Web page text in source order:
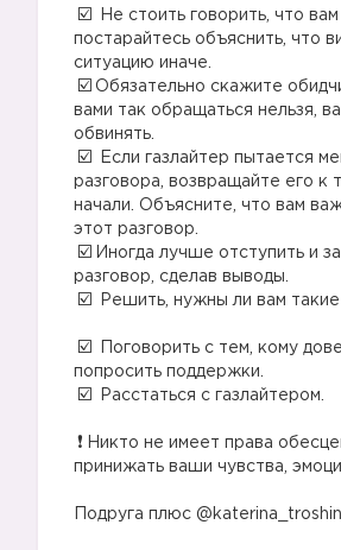
Не стоить говорить, что вам
постарайтесь объяснить, что
ситуацию иначе.⠀
Обязательно скажите
вами так обращаться нельзя,
обвинять.⠀
Если газлайтер пытается
разговора, возвращайте его к
начали. Объясните, что вам
этот разговор.⠀
Иногда лучше отступить и
разговор, сделав выводы.⠀
Решить, нужны ли вам
Поговорить с тем, кому
попросить поддержки. ⠀
Расстаться с газлайтером.
Никто не имеет права
принижать ваши чувства,
Подруга плюс